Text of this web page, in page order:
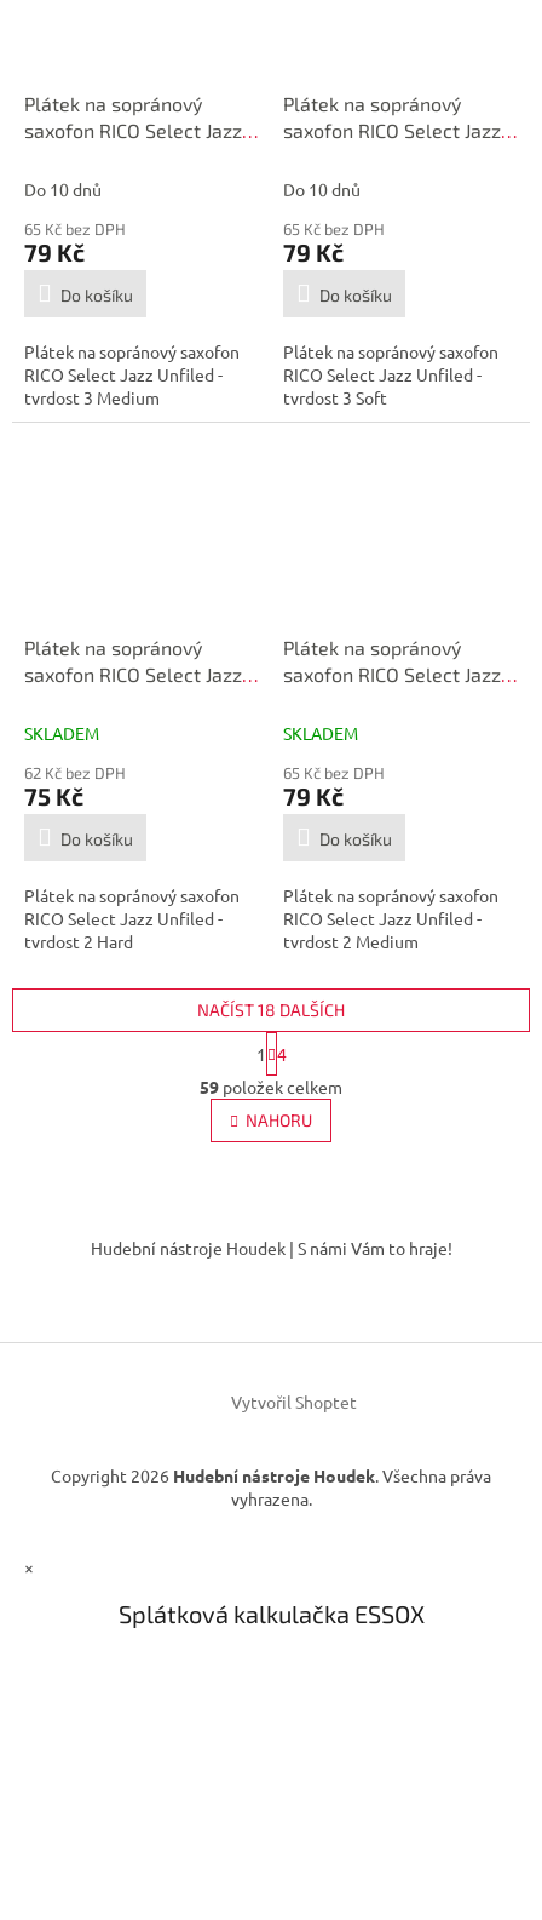
Plátek na sopránový
saxofon RICO Select Jazz
Do 10 dnů
65 Kč bez DPH
79 Kč
Do košíku
Plátek na sopránový saxofon
RICO Select Jazz Unfiled -
tvrdost 3 Medium
Plátek na sopránový
saxofon RICO Select Jazz
Do 10 dnů
65 Kč bez DPH
79 Kč
Do košíku
Plátek na sopránový saxofon
RICO Select Jazz Unfiled -
tvrdost 3 Soft
Plátek na sopránový
saxofon RICO Select Jazz
SKLADEM
62 Kč bez DPH
75 Kč
Do košíku
Plátek na sopránový saxofon
RICO Select Jazz Unfiled -
tvrdost 2 Hard
Plátek na sopránový
saxofon RICO Select Jazz
SKLADEM
65 Kč bez DPH
79 Kč
Do košíku
Plátek na sopránový saxofon
RICO Select Jazz Unfiled -
tvrdost 2 Medium
O
v
l
á
p
y
ý
s
u
NAČÍST 18 DALŠÍCH
t
r
á
n
k
í
1
4
59 položek celkem
NAHORU
í
Hudební nástroje Houdek | S námi Vám to hraje!
Vytvořil Shoptet
Copyright 2026 Hudební nástroje Houdek. Všechna práva
vyhrazena.
×
Splátková kalkulačka ESSOX